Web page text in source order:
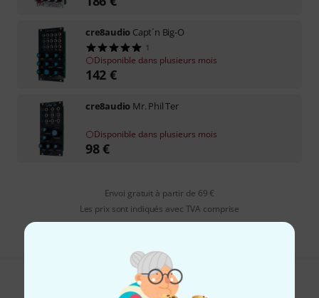
cre8audio Capt´n Big-O
1
Disponible dans plusieurs mois
142 €
cre8audio Mr. Phil Ter
Disponible dans plusieurs mois
98€
Envoi gratuit à partir de 69 €
Les prix sont indiqués avec TVA comprise
Aimez-vous ce que vous voyez ?